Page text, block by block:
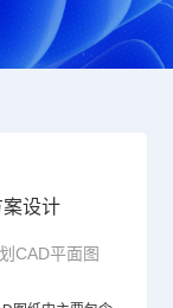
设计
CAD平面图